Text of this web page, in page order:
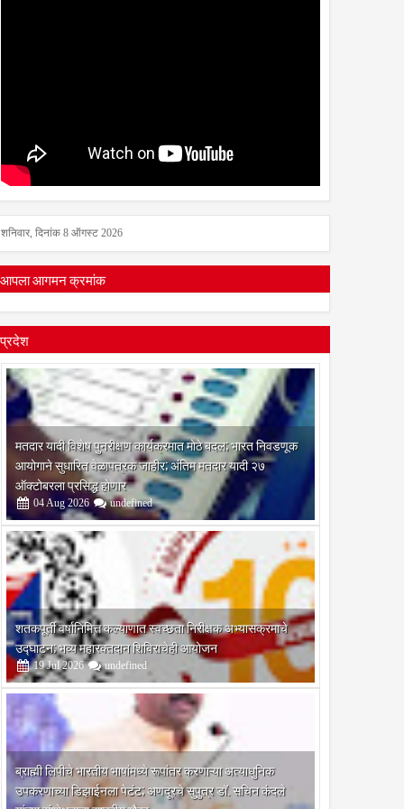
शनिवार, दिनांक 8 ऑगस्ट 2026
आपला आगमन क्रमांक
प्रदेश
मतदार यादी विशेष पुनरीक्षण कार्यक्रमात मोठे बदल; भारत निवडणूक
आयोगाने सुधारित वेळापत्रक जाहीर; अंतिम मतदार यादी २७
ऑक्टोबरला प्रसिद्ध होणार
04 Aug 2026 undefined
शतकपूर्ती वर्षानिमित्त कल्याणात स्वच्छता निरीक्षक अभ्यासक्रमाचे
उद्घाटन; भव्य महारक्तदान शिबिराचेही आयोजन
19 Jul 2026 undefined
ब्राह्मी लिपीचे भारतीय भाषांमध्ये रूपांतर करणाऱ्या अत्याधुनिक
उपकरणाच्या डिझाईनला पेटंट; अणदूरचे सुपुत्र डॉ. सचिन कंदले